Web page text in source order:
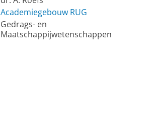
Academiegebouw RUG
Gedrags- en
Maatschappijwetenschappen